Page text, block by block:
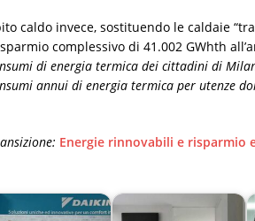
caldo invece, sostituendo le caldaie
complessivo di 41.002 GWhth
di energia termica dei cittadini di
annui di energia termica per utenze
Energie rinnovabili e risparmio